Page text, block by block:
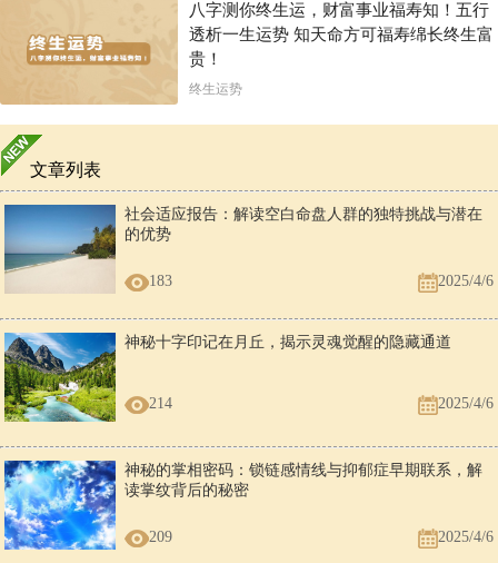
八字测你终生运，财富事业福寿知！五行
透析一生运势 知天命方可福寿绵长终生富
贵！
终生运势
文章列表
社会适应报告：解读空白命盘人群的独特挑战与潜在
的优势
183 2025/4/6
神秘十字印记在月丘，揭示灵魂觉醒的隐藏通道
214 2025/4/6
神秘的掌相密码：锁链感情线与抑郁症早期联系，解
读掌纹背后的秘密
209 2025/4/6